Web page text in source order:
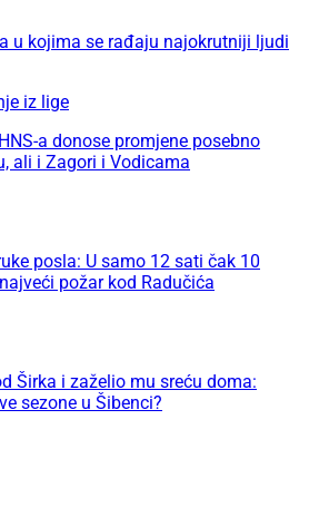
u kojima se rađaju najokrutniji ljudi
iz lige
a donose promjene posebno
ali i Zagori i Vodicama
posla: U samo 12 sati čak 10
požar kod Radučića
Širka i zaželio mu sreću doma:
sezone u Šibenci?